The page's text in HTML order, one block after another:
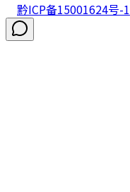
黔ICP备15001624号-1